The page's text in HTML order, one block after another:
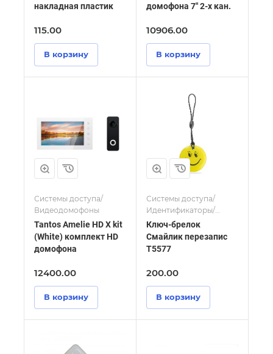
накладная пластик
115.00
В корзину
домофона 7" 2-х кан.
10906.00
В корзину
Системы доступа/
Видеодомофоны
Tantos Amelie HD Х kit
(White) комплект HD
домофона
12400.00
В корзину
Системы доступа/
Идентификаторы/
Перезаписываемые
ключи
Ключ-брелок
Смайлик перезапис
Т5577
200.00
В корзину